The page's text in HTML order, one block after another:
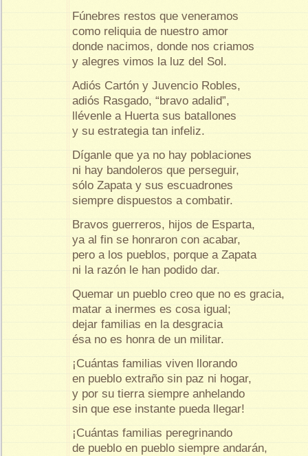
Fúnebres restos que veneramos
como reliquia de nuestro amor
donde nacimos, donde nos criamos
y alegres vimos la luz del Sol.
Adiós Cartón y Juvencio Robles,
adiós Rasgado, “bravo adalid”,
llévenle a Huerta sus batallones
y su estrategia tan infeliz.
Díganle que ya no hay poblaciones
ni hay bandoleros que perseguir,
sólo Zapata y sus escuadrones
siempre dispuestos a combatir.
Bravos guerreros, hijos de Esparta,
ya al fin se honraron con acabar,
pero a los pueblos, porque a Zapata
ni la razón le han podido dar.
Quemar un pueblo creo que no es gracia,
matar a inermes es cosa igual;
dejar familias en la desgracia
ésa no es honra de un militar.
¡Cuántas familias viven llorando
en pueblo extraño sin paz ni hogar,
y por su tierra siempre anhelando
sin que ese instante pueda llegar!
¡Cuántas familias peregrinando
de pueblo en pueblo siempre andarán,